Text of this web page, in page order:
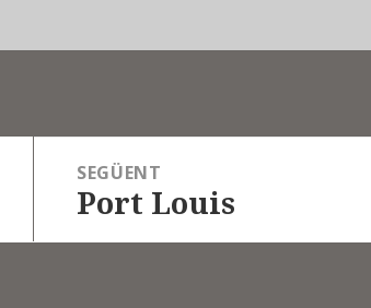
SEGÜENT
Entrada
següent:
Port Louis